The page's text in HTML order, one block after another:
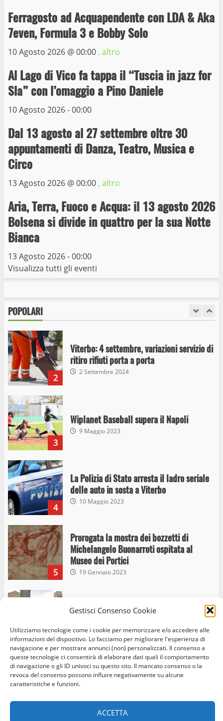
Gestisci Consenso Cookie
Utilizziamo tecnologie come i cookie per memorizzare e/o accedere alle
informazioni del dispositivo. Lo facciamo per migliorare l'esperienza di
navigazione e per mostrare annunci (non) personalizzati. Il consenso a
queste tecnologie ci consentirà di elaborare dati quali il comportamento
di navigazione o gli ID univoci su questo sito. Il mancato consenso o la
revoca del consenso possono influire negativamente su alcune
caratteristiche e funzioni.
ACCETTA
Ferragosto ad Acquapendente con LDA & Aka
7even, Formula 3 e Bobby Solo
10 Agosto 2026 @00:00 , altro
Al Lago di Vico fa tappa il “Tuscia in jazz for
Sla” con l’omaggio a Pino Daniele
10 Agosto 2026 - 00:00
Dal 13 agosto al 27 settembre oltre 30
appuntamenti di Danza, Teatro, Musica e
Circo
13 Agosto 2026 @00:00 , altro
Aria, Terra, Fuoco e Acqua: il 13 agosto 2026
Bolsena si divide in quattro per la sua Notte
Bianca
13 Agosto 2026 - 00:00
Visualizza tutti gli eventi
POPOLARI
4
La Polizia di Stato arresta il ladro seriale
delle auto in sosta a Viterbo
10 Maggio 2023
Prorogata la mostra dei bozzetti di
Michelangelo Buonarroti ospitata al
Museo dei Portici
6
Trasporto pubblico locale, trasferimento
15 Giugno 2023
Giochi Sportivi Studenteschi di Atletica a
Viterbo
I Carabinieri arrestano due giovani per
stupefacenti
2
Viterbo: 4 settembre, variazioni servizio di
ritiro rifiuti porta a porta
2 Settembre 2024
3
Wiplanet Baseball supera il Napoli
9 Maggio 2023
4
La Polizia di Stato arresta il ladro seriale
delle auto in sosta a Viterbo
10 Maggio 2023
5
Prorogata la mostra dei bozzetti di
Michelangelo Buonarroti ospitata al
Museo dei Portici
19 Gennaio 2023
6
Trasporto pubblico locale, trasferimento
capolinea al terminal Riello dal 15 al 17
giugno
15 Giugno 2023
7
Giochi Sportivi Studenteschi di Atletica a
Viterbo
Home Privacy Policy Cookie Policy Contatti
Facebook
Instagram
Twitter